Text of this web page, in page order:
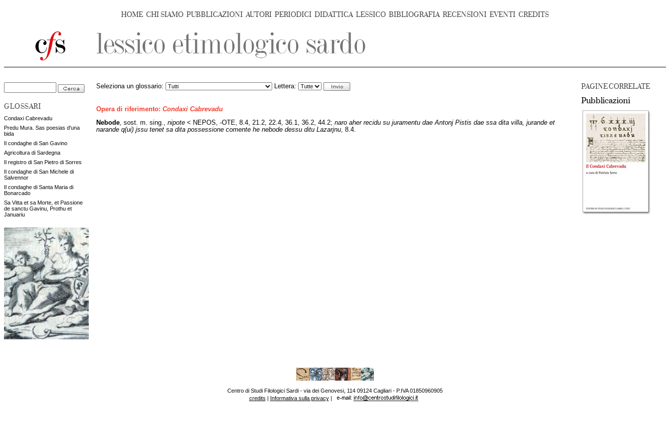
HOME CHI SIAMO PUBBLICAZIONI AUTORI PERIODICI DIDATTICA LESSICO BIBLIOGRAFIA RECENSIONI EVENTI CREDITS
GLOSSARI
Condaxi Cabrevadu
Predu Mura. Sas poesias d'una
bida
Il condaghe di San Gavino
Agricoltura di Sardegna
Il registro di San Pietro di Sorres
Il condaghe di San Michele di
Salvennor
Il condaghe di Santa Maria di
Bonarcado
Sa Vitta et sa Morte, et Passione
de sanctu Gavinu, Prothu et
Januariu
PAGINE CORRELATE
Pubblicazioni
Seleziona un glossario: Lettera:
Opera di riferimento: Condaxi Cabrevadu
Nebode sost. m. sing., nipote < NEPOS, -OTE, 8.4, 21.2, 22.4, 36.1, 36.2, 44.2; naro aher recidu su juramentu dae Antonj Pistis dae ssa dita villa, jurande et
narande q(ui) jssu tenet sa dita possessione comente he nebode dessu ditu Lazarjnu , 8.4.
Centro di Studi Filologici Sardi - via dei Genovesi, 114 09124 Cagliari - P.IVA 01850960905
credits | Informativa sulla privacy|